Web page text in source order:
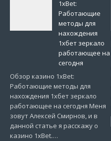
1xBet:
Работающие
методы для
нахождения
1хбет зеркало
работающее на
сегодня
Обзор казино 1xBet:
Работающие методы для
нахождения 1хбет зеркало
работающее на сегодня Меня
зовут Алексей Смирнов, и в
данной статье я расскажу о
казино 1xBet.…